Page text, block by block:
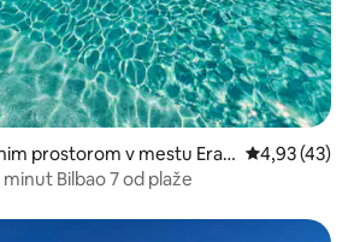
prostorom v mestu Eran Povprečna
4,93 (43)
Bilbao 7 od plaže